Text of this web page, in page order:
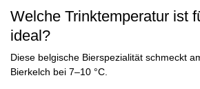
Welche Trinktemperatur ist
ideal?
Diese belgische Bierspezialität schmeckt
Bierkelch bei 7–10 °C.